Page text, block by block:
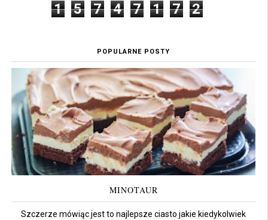
1 5 7 4 7 1 7 2
POPULARNE POSTY
MINOTAUR
Szczerze mówiąc jest to najlepsze ciasto jakie kiedykolwiek